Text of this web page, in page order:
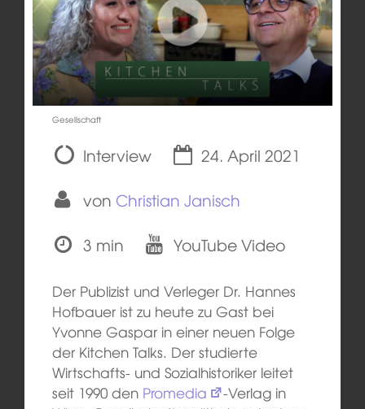
Gesellschaft
Interview
24. April 2021
von Christian Janisch
3 min
YouTube Video
Der Publizist und Verleger Dr. Hannes
Hofbauer ist zu heute zu Gast bei
Yvonne Gaspar in einer neuen Folge
der Kitchen Talks. Der studierte
Wirtschafts- und Sozialhistoriker leitet
seit 1990 den Promedia
-Verlag in